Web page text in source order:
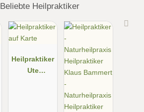
Beliebte Heilpraktiker
Heilpraktiker
Ute